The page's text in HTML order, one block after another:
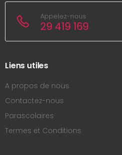
Appelez-nous
29 419 169
Liens utiles
A propos de nous
Contactez-nous
Parascolaires
Termes et Conditions